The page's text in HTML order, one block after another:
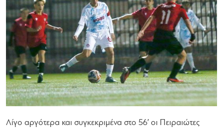
Λίγο αργότερα και συγκεκριμένα στο 56′ οι Πειραιώτες